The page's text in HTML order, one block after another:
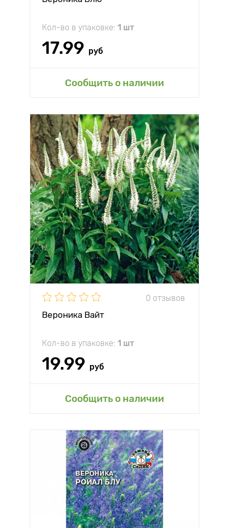
Кол-во в упаковке: 1 шт
17.99 руб
Сообщить о наличии
0 отзывов
Вероника Вайт
Кол-во в упаковке: 1 шт
19.99 руб
Сообщить о наличии